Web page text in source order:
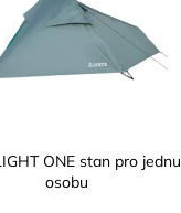
ONE stan pro jednu
osobu